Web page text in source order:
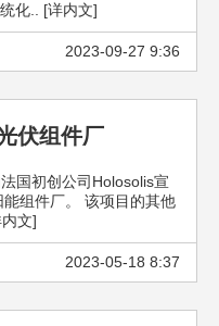
化.. [详内文]
2023-09-27 9:36
伏组件厂
国初创公司Holosolis宣
组件厂。 该项目的其他
文]
2023-05-18 8:37